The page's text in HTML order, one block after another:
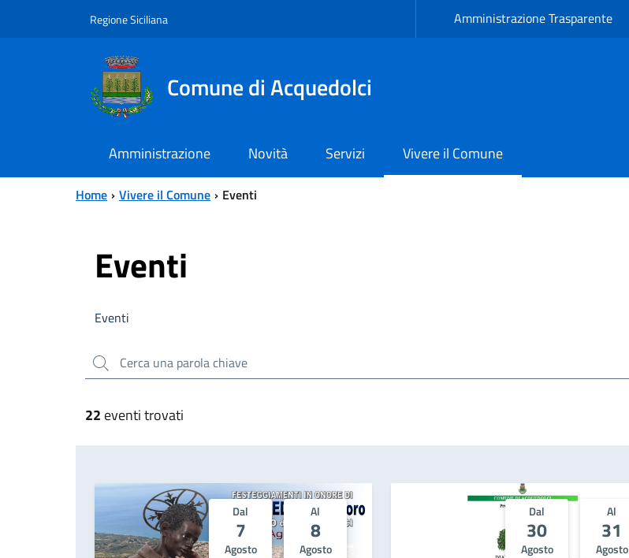
Regione Siciliana Amministrazione Trasparente
Comune di Acquedolci
Amministrazione Novità Servizi Vivere il Comune
Home Vivere il Comune Eventi
Eventi
Eventi
Cerca una parola chiave
22 eventi trovati
Dal
7
Agosto
Al
8
Agosto
Dal
30
Agosto
Al
31
Agosto